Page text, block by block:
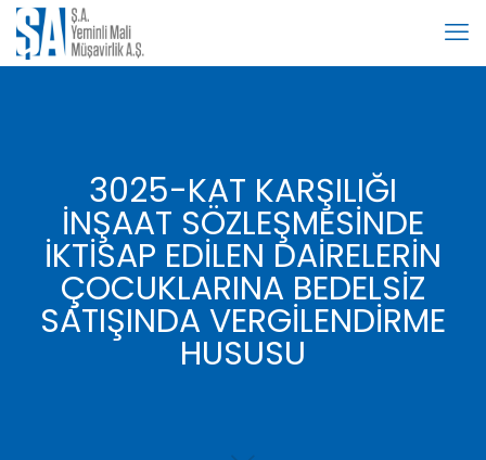
3025-KAT KARŞILIĞI
İNŞAAT SÖZLEŞMESİNDE
İKTİSAP EDİLEN DAİRELERİN
ÇOCUKLARINA BEDELSİZ
SATIŞINDA VERGİLENDİRME
HUSUSU